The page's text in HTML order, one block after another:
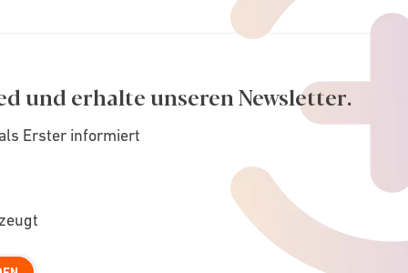
und erhalte unseren Newsletter.
Erster informiert